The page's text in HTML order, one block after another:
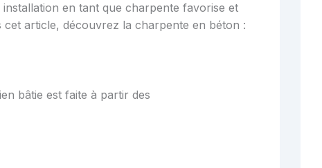
en tant que charpente favorise et
cet article, découvrez la charpente en béton :
bâtie est faite à partir des